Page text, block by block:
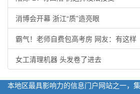
消博会开幕 浙江“质”造亮眼
霸气！老师自费包高考房 网友：有这样
女工清理机器 头发卷了进去
本地区最具影响力的信息门户网站之一，